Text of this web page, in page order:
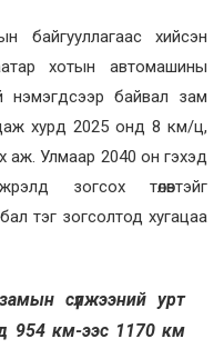
хийсэн
хотын автомашины
нэмэгдсээр байвал зам
хурд 2025 онд 8 км/ц,
аж. Улмаар 2040 он гэхэд
зогсох төлөвтэйг
тэг зогсолтод хугацаа
сүлжээний урт
954 км-ээс 1170 км